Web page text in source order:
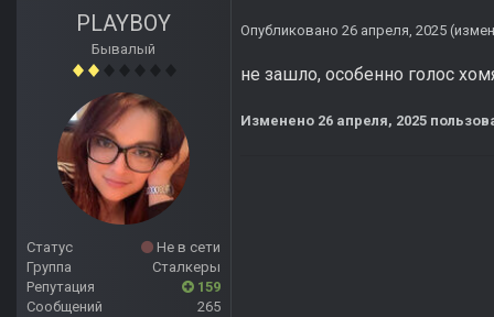
PLAYBOY
Бывалый
Статус
Не в сети
Группа
Сталкеры
Репутация
159
Сообщений
265
Опубликовано 26 апреля, 2025
не зашло, особенно голос
Изменено 26 апреля, 2025